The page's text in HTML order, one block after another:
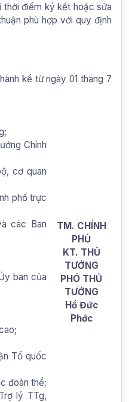
điểm ký kết hoặc sửa
phù hợp với quy định
kể từ ngày 01 tháng 7
Chính
cơ quan
phố trực
các Ban
ban của
Tổ quốc
đoàn thể;
lý TTg,
TM. CHÍNH
PHỦ
KT. THỦ
TƯỚNG
PHÓ THỦ
TƯỚNG
Hồ Đức
Phớc